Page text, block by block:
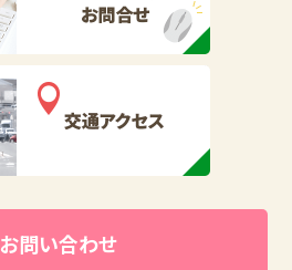
お問い合わせ